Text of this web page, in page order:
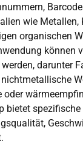
wie Metallen,
organischen
können
darunter
nichtmetallische
oder
bietet